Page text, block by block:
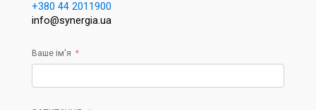
+380 44 2011900
info@synergia.ua
Ваше ім'я